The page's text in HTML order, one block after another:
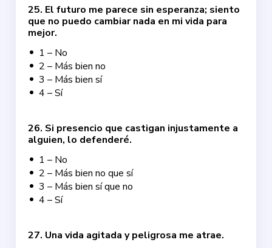
25. El futuro me parece sin esperanza; siento
que no puedo cambiar nada en mi vida para
mejor.
1 – No
2 – Más bien no
3 – Más bien sí
4 – Sí
26. Si presencio que castigan injustamente a
alguien, lo defenderé.
1 – No
2 – Más bien no que sí
3 – Más bien sí que no
4 – Sí
27. Una vida agitada y peligrosa me atrae.